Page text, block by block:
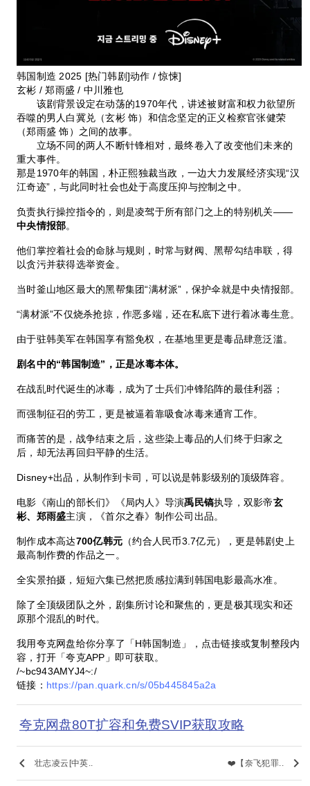
韩国制造 2025 [热门韩剧]动作 / 惊悚]
玄彬 / 郑雨盛 / 中川雅也
该剧背景设定在动荡的1970年代，讲述被财富和权力欲望所
吞噬的男人白冀兑（玄彬 饰）和信念坚定的正义检察官张健荣
（郑雨盛 饰）之间的故事。
立场不同的两人不断针锋相对，最终卷入了改变他们未来的
重大事件。
那是1970年的韩国，朴正熙独裁当政，一边大力发展经济实现“汉
江奇迹”，与此同时社会也处于高度压抑与控制之中。
负责执行操控指令的，则是凌驾于所有部门之上的特别机关——
中央情报部。
他们掌控着社会的命脉与规则，时常与财阀、黑帮勾结串联，得
以贪污并获得选举资金。
当时釜山地区最大的黑帮集团“满材派”，保护伞就是中央情报部。
“满材派”不仅烧杀抢掠，作恶多端，还在私底下进行着冰毒生意。
由于驻韩美军在韩国享有豁免权，在基地里更是毒品肆意泛滥。
剧名中的“韩国制造”，正是冰毒本体。
在战乱时代诞生的冰毒，成为了士兵们冲锋陷阵的最佳利器；
而强制征召的劳工，更是被逼着靠吸食冰毒来通宵工作。
而痛苦的是，战争结束之后，这些染上毒品的人们终于归家之
后，却无法再回归平静的生活。
Disney+出品，从制作到卡司，可以说是韩影级别的顶级阵容。
电影《南山的部长们》《局内人》导演禹民镐执导，双影帝玄
彬、郑雨盛主演，《首尔之春》制作公司出品。
制作成本高达700亿韩元 （约合人民币3.7亿元），更是韩剧史上
最高制作费的作品之一。
全实景拍摄，短短六集已然把质感拉满到韩国电影最高水准。
除了全顶级团队之外，剧集所讨论和聚焦的，更是极其现实和还
原那个混乱的时代。
我用夸克网盘给你分享了「H韩国制造」，点击链接或复制整段内
容，打开「夸克APP」即可获取。
/~bc943AMYJ4~:/
链接： https://pan.quark.cn/s/05b445845a2a
夸克网盘80T扩容和免费SVIP获取攻略
keyboard_arrow_left 壮志凌云[中英.. ❤️【奈飞犯罪.. keyboard_arrow_right